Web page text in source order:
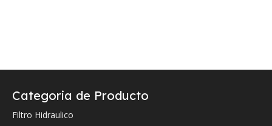
Categoria de Producto
Filtro Hidraulico